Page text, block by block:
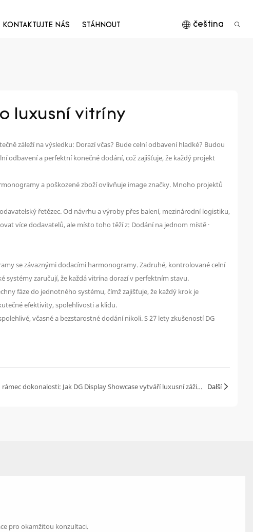
KONTAKTUJTE NÁS STÁHNOUT čeština
luxusní vitríny
záleží na výsledku: Dorazí včas? Bude celní odbavení hladké? Budou
odbavení a perfektní konečné dodání, což zajišťuje, že každý projekt
a poškozené zboží ovlivňuje image značky. Mnoho projektů
řetězec. Od návrhu a výroby přes balení, mezinárodní logistiku,
více dodavatelů, ale místo toho těží z: Dodání na jednom místě ·
se závaznými dodacími harmonogramy. Zadruhé, kontrolované celní
systémy zaručují, že každá vitrína dorazí v perfektním stavu.
fáze do jednotného systému, čímž zajišťuje, že každý krok je
efektivity, spolehlivosti a klidu.
včasné a bezstarostné dodání nikoli. S 27 lety zkušeností DG
Řemeslné zpracování nad rámec dokonalosti: Jak DG Display Showcase vytváří luxusní zážitky Další
pro okamžitou konzultaci.